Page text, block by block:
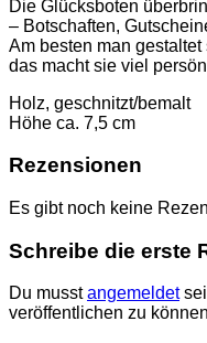
Die Glücksboten
– Botschaften,
Am besten man
das macht sie viel
Holz, geschnitzt/bemalt
Höhe ca. 7,5 cm
Rezensionen
Es gibt noch keine
Schreibe die erste
Du musstangemeldet
veröffentlichen zu